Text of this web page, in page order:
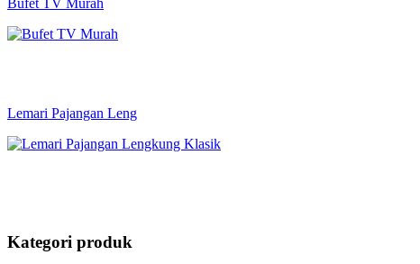
Bufet TV Murah
Lemari Pajangan Leng
Kategori produk